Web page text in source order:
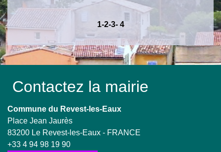
1-2-3- 4
Contactez la mairie
Commune du Revest-les-Eaux
Place Jean Jaurès
83200 Le Revest-les-Eaux - FRANCE
+33 4 94 98 19 90